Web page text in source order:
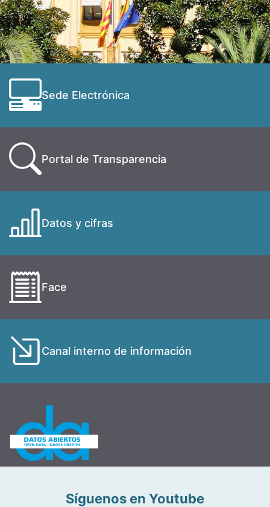
Sede Electrónica
Portal de Transparencia
Datos y cifras
Face
Canal interno de información
Síguenos en Youtube